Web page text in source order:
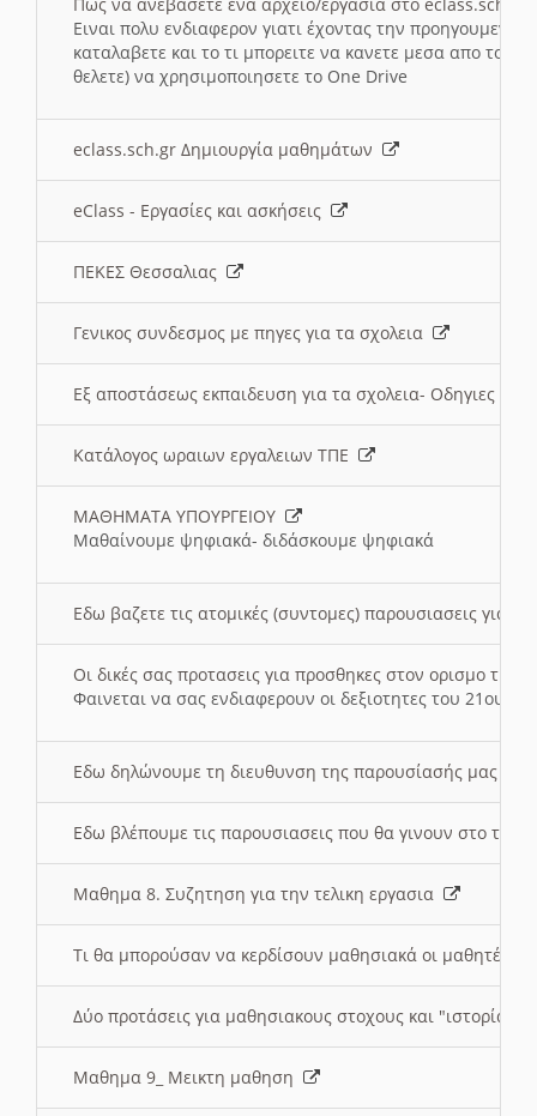
Ειναι πολυ ενδιαφερον γιατι έχοντας την
καταλαβετε και το τι μπορειτε να κανετε μεσα απο το
θελετε) να χρησιμοποιησετε το One Drive
eclass.sch.gr Δημιουργία μαθημάτων
eClass - Εργασίες και ασκήσεις
ΠΕΚΕΣ Θεσσαλιας
Γενικος συνδεσμος με πηγες για τα σχολεια
Εξ αποστάσεως εκπαιδευση για τα σχολεια- Οδηγιες
Κατάλογος ωραιων εργαλειων ΤΠΕ
ΜΑΘΗΜΑΤΑ ΥΠΟΥΡΓΕΙΟΥ
Μαθαίνουμε ψηφιακά- διδάσκουμε ψηφιακά
Εδω βαζετε τις ατομικές (συντομες) παρουσιασεις για
Οι δικές σας προτασεις για προσθηκες στον ορισμο
Φαινεται να σας ενδιαφερουν οι δεξιοτητες του 21ου
Εδω δηλώνουμε τη διευθυνση της παρουσίασής μας
Εδω βλέπουμε τις παρουσιασεις που θα γινουν στο
Μαθημα 8. Συζητηση για την τελικη εργασια
Τι θα μπορούσαν να κερδίσουν μαθησιακά οι μαθητές/
Δύο προτάσεις για μαθησιακους στοχους και "ιστορία"
Μαθημα 9_ Μεικτη μαθηση